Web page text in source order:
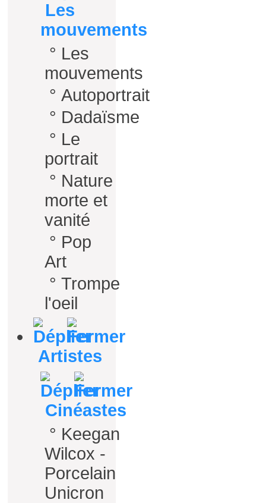
Les
mouvements
° Les
mouvements
° Autoportrait
° Dadaïsme
° Le
portrait
° Nature
morte et
vanité
° Pop
Art
° Trompe
l'oeil
Artistes
Cinéastes
° Keegan
Wilcox -
Porcelain
Unicron